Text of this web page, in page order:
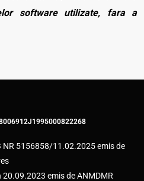
software utilizate, fara a
J1995000822268
NR 5156858/11.02.2025 emis de
emis de ANMDMR